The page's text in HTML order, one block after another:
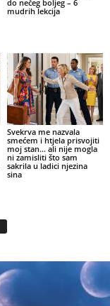
do nečeg boljeg – 6
mudrih lekcija
Svekrva me nazvala
smećem i htjela prisvojiti
moj stan… ali nije mogla
ni zamisliti što sam
sakrila u ladici njezina
sina